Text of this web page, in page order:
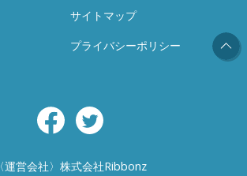
サイトマップ
プライバシーポリシー
Facebook
〈運営会社〉株式会社Ribbonz